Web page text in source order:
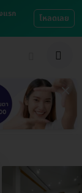
แรก
โหลดเลย